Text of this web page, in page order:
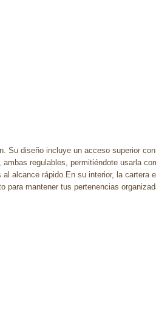
Su diseño incluye un acceso superior
regulables, permitiéndote usarla
alcance rápido.En su interior, la cartera
mantener tus pertenencias